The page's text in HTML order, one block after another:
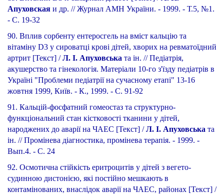
Апуховская и др. // Журнал АМН України. - 1999. - Т.5, №1.
- С. 19-32
90. Вплив сорбенту ентеросгель на вміст кальцію та
вітаміну D3 у сироватці крові дітей, хворих на ревматоїдний
артрит [Текст] /Л. І. Апуховська та ін. // Педіатрія,
акушерство та гінекологія. Матеріали 10-го з'їзду педіатрів в
Україні "Проблеми педіатрії на сучасному етапі" 13-16
жовтня 1999, Київ. - К., 1999. - С. 91-92
91. Кальцій-фосфатний гомеостаз та структурно-
функціональний стан кістковості тканини у дітей,
народжених до аварії на ЧАЕС [Текст] /Л. І. Апуховська та
ін. // Промінева діагностика, промінева терапія. - 1999. -
Вып.4. - С. 24
92. Осмотична стійкість еритроцитів у дітей з вегето-
судинною дистонією, які постійно мешкають в
контамінованих, внаслідок аварії на ЧАЕС, районах [Текст] /